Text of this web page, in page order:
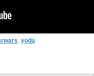
, yoda